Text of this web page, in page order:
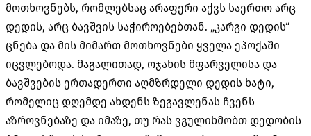
მოთხოვნებს, რომლებსაც არაფერი აქვს საერთო არც
დედის, არც ბავშვის საჭიროებებთან. „კარგი დედის“
ცნება და მის მიმართ მოთხოვნები ყველა ეპოქაში
იცვლებოდა. მაგალითად, ოჯახის მფარველისა და
ბავშვების ერთადერთი აღმზრდელი დედის ხატი,
რომელიც დღემდე ახდენს ზეგავლენას ჩვენს
აზროვნებაზე და იმაზე, თუ რას ვგულიხმობთ დედობის